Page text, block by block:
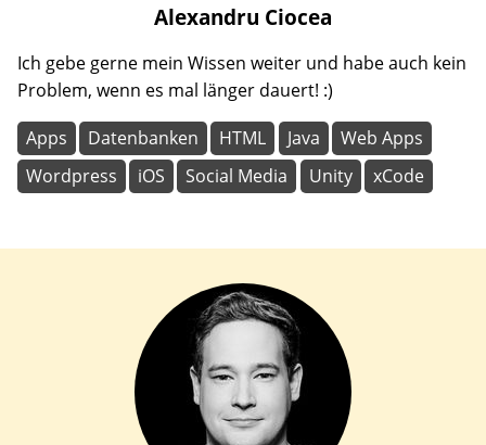
Alexandru Ciocea
Ich gebe gerne mein Wissen weiter und habe auch kein
Problem, wenn es mal länger dauert! :)
Apps Datenbanken HTML Java
Web Apps
Wordpress
iOS Social Media Unity xCode